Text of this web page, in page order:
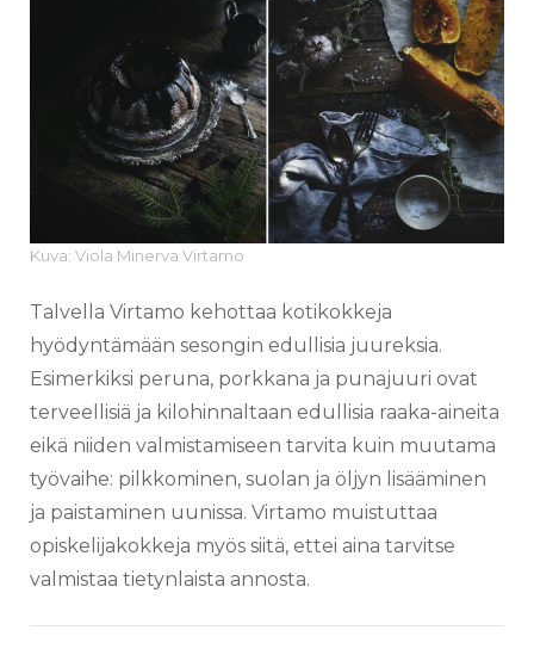
Kuva: Viola Minerva Virtamo
Talvella Virtamo kehottaa kotikokkeja
hyödyntämään sesongin edullisia juureksia.
Esimerkiksi peruna, porkkana ja punajuuri ovat
terveellisiä ja kilohinnaltaan edullisia raaka-aineita
eikä niiden valmistamiseen tarvita kuin muutama
työvaihe: pilkkominen, suolan ja öljyn lisääminen
ja paistaminen uunissa. Virtamo muistuttaa
opiskelijakokkeja myös siitä, ettei aina tarvitse
valmistaa tietynlaista annosta.